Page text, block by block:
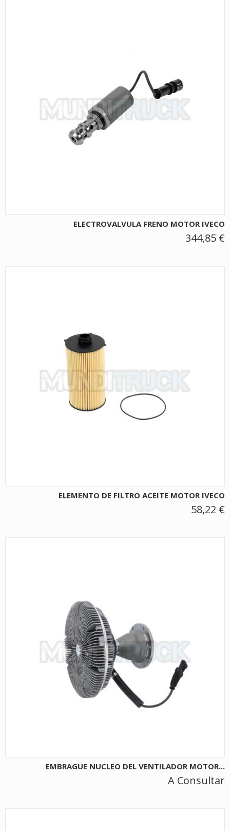
ELECTROVALVULA FRENO MOTOR IVECO
344,85 €
ELEMENTO DE FILTRO ACEITE MOTOR IVECO
58,22 €
EMBRAGUE NUCLEO DEL VENTILADOR MOTOR...
A Consultar